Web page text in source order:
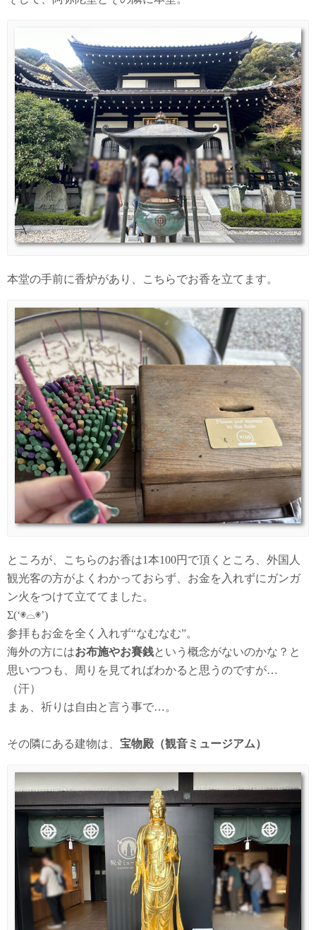
本堂の手前に香炉があり、こちらでお香を立てます。
ところが、こちらのお香は1本100円で頂くところ、外国人
観光客の方がよくわかっておらず、お金を入れずにガンガ
ン火をつけて立ててました。
Σ(‘◉⌓◉’)
参拝もお金を全く入れず“なむなむ”。
海外の方にはお布施やお賽銭という概念がないのかな？と
思いつつも、周りを見てればわかると思うのですが…
（汗）
まぁ、祈りは自由と言う事で…。
その隣にある建物は、 宝物殿（観音ミュージアム）